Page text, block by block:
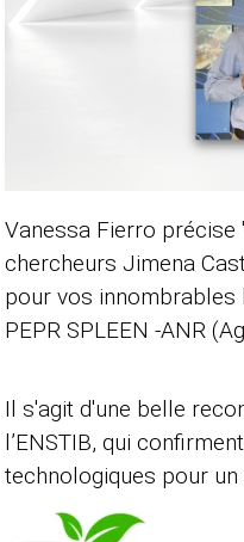
Vanessa Fierro précise
chercheurs Jimena
pour vos innombrables
PEPR SPLEEN -ANR
Il s'agit d'une belle
l’ENSTIB, qui
technologiques pour